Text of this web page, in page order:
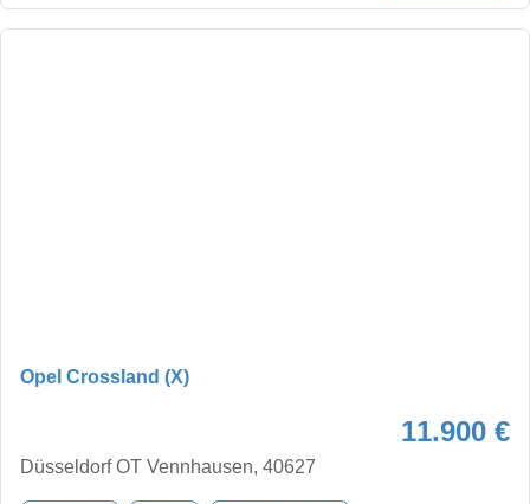
Opel Crossland (X)
11.900 €
Düsseldorf OT Vennhausen, 40627